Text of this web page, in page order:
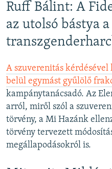
Ruff Bálint: A
az utolsó bástya a
A szuverenitás kérdésével
belül egymást gyűlölő
kampánytanácsadó. Az
arról, miről szól a
törvény, a Mi Hazánk
törvény tervezett
megállapodásokról is.